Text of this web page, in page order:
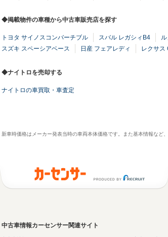
◆掲載物件の車種から中古車販売店を探す
トヨタ サイノスコンバーチブル スバル レガシィB4
スズキ スペーシアベース
日産 フェアレディ レクサス
◆ナイトロを売却する
ナイトロの車買取・車査定
新車時価格はメーカー発表当時の車両本体価格です。また基本情報など
中古車情報カーセンサー関連サイト